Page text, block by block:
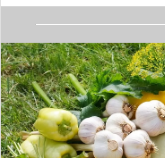
Начало осени —
рассказала
выкапывания